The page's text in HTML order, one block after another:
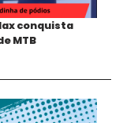
conquista
MTB